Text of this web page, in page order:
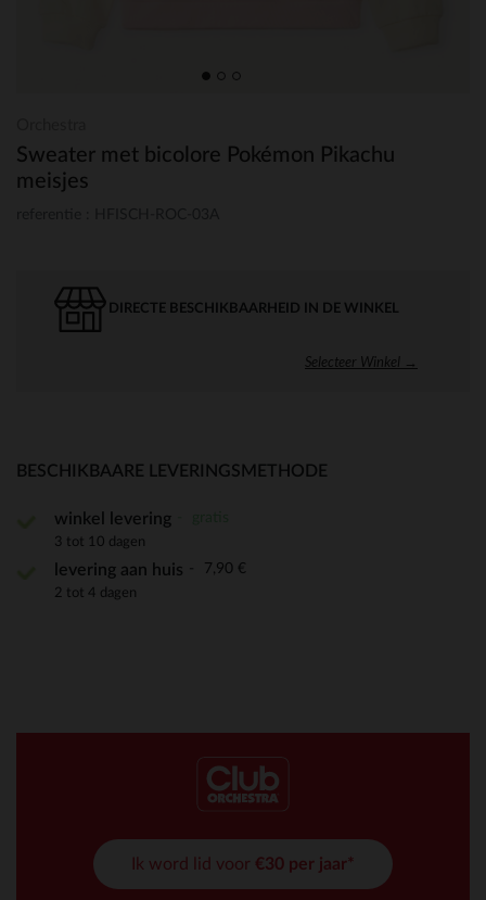
Sweater met bicolore Pokémon Pikachu
meisjes
DIRECTE BESCHIKBAARHEID IN DE WINKEL
Selecteer Winkel →
BESCHIKBAARE LEVERINGSMETHODE
winkel levering
3 tot 10 dagen
levering aan huis 7,90 €
2 tot 4 dagen
Ik word lid voor €30 per jaar*